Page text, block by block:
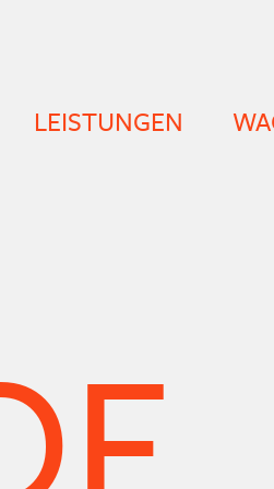
LEISTUNGEN